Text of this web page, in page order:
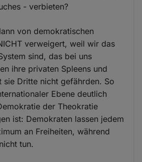
- verbieten?
von demokratischen
verweigert, weil wir das
sind, das bei uns
ihre privaten Spleens und
sie Dritte nicht gefährden. So
Ebene deutlich
der Theokratie
ist: Demokraten lassen jedem
an Freiheiten, während
tun.